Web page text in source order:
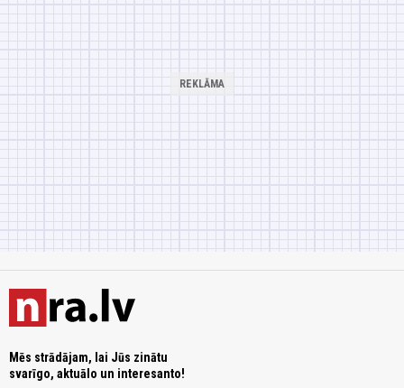
Mēs strādājam, lai Jūs zinātu
svarīgo, aktuālo un interesanto!